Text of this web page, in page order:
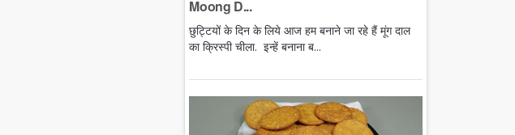
Moong D...
छुट्टियों के दिन के लिये आज हम बनाने जा रहे हैं मूंग दाल
का क्रिस्पी चीला. इन्हें बनाना ब...